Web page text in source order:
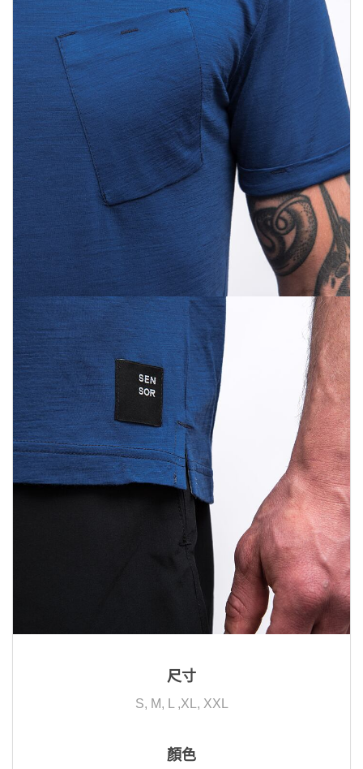
尺寸
S, M, L ,XL, XXL
顏色